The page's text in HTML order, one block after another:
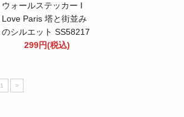
ウォールステッカー I
Love Paris 塔と街並み
のシルエット SS58217
299円(税込)
1 >